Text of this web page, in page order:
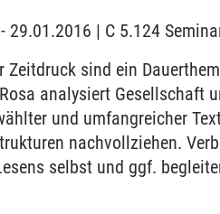
| C 5.124
sind ein
analysiert Gesellschaft
und umfangreicher
nachvollziehen.
selbst und ggf.